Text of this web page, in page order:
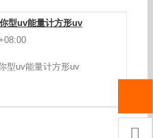
计迷你型uv能量计方形
型uv能量计方形uv
型uv能量计方形uv
